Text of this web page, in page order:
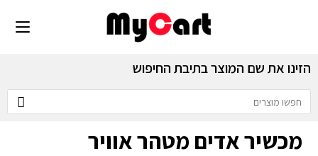
הזינו את שם המוצר בתיבת החיפוש
מכשיר אדים מטהר אוויר